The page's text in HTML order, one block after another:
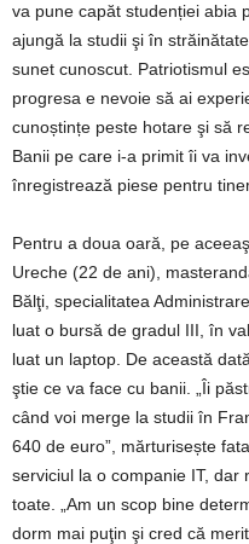
va pune capăt studenției abia
ajungă la studii şi în
sunet cunoscut. Patriotismul
progresa e nevoie să ai
cunoștințe peste hotare şi să
Banii pe care i-a primit îi va
înregistrează piese pentru
Pentru a doua oară, pe
Ureche (22 de ani),
Bălţi, specialitatea
luat o bursă de gradul III, în
luat un laptop. De această
ştie ce va face cu banii. „Îi
când voi merge la studii în
640 de euro”, mărturisește
serviciul la o companie IT, dar
toate. „Am un scop bine
dorm mai puţin şi cred că